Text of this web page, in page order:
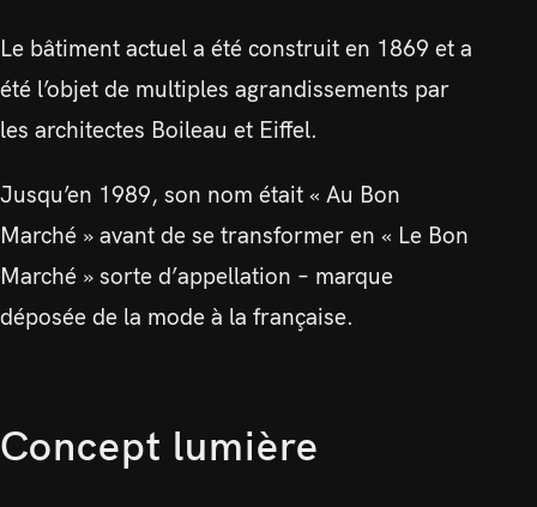
Le bâtiment actuel a été construit en 1869 et a
été l’objet de multiples agrandissements par
les architectes Boileau et Eiffel.
Jusqu’en 1989, son nom était « Au Bon
Marché » avant de se transformer en « Le Bon
Marché » sorte d’appellation – marque
déposée de la mode à la française.
Concept lumière